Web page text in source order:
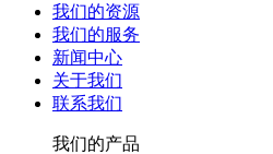
我们的资源
我们的服务
新闻中心
关于我们
联系我们
我们的产品